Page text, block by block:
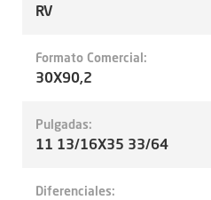
RV
Formato Comercial:
30X90,2
Pulgadas:
11 13/16X35 33/64
Diferenciales: